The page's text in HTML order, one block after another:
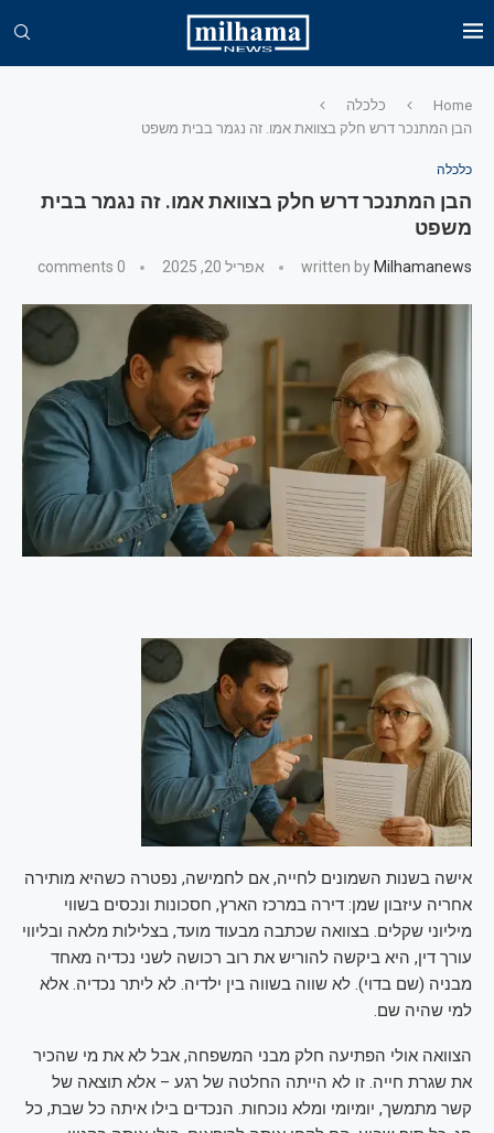
Home
כלכלה
הבן המתנכר דרש חלק בצוואת אמו. זה נגמר בבית משפט
כלכלה
הבן המתנכר דרש חלק בצוואת אמו. זה נגמר בבית
משפט
written by Milhamanews אפריל 20, 2025 0 comments
אישה בשנות השמונים לחייה, אם לחמישה, נפטרה כשהיא מותירה
אחריה עיזבון שמן: דירה במרכז הארץ, חסכונות ונכסים בשווי
מיליוני שקלים. בצוואה שכתבה מבעוד מועד, בצלילות מלאה ובליווי
עורך דין, היא ביקשה להוריש את רוב רכושה לשני נכדיה מאחד
מבניה (שם בדוי). לא שווה בשווה בין ילדיה. לא ליתר נכדיה. אלא
למי שהיה שם.
הצוואה אולי הפתיעה חלק מבני המשפחה, אבל לא את מי שהכיר
את שגרת חייה. זו לא הייתה החלטה של רגע – אלא תוצאה של
קשר מתמשך, יומיומי ומלא נוכחות. הנכדים בילו איתה כל שבת, כל